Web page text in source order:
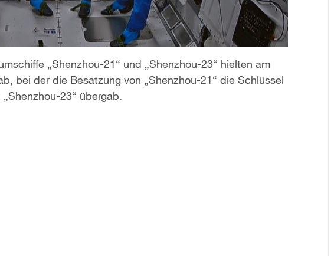
„Shenzhou-21“ und „Shenzhou-23“ hielten am
bei der die Besatzung von „Shenzhou-21“ die Schlüssel
23“ übergab.